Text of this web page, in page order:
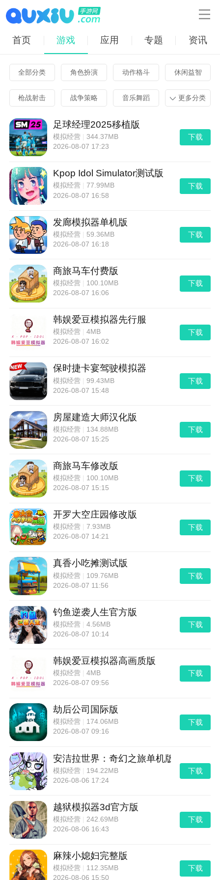

首页 游戏 应用 专题 资讯
全部分类 角色扮演 动作格斗 休闲益智
枪战射击 战争策略 音乐舞蹈 更多分类
足球经理2025移植版
模拟经营 |344.37MB
2026-08-07 17:23
下载
Kpop Idol Simulator测试版
模拟经营 |77.99MB
2026-08-07 16:58
下载
发廊模拟器单机版
模拟经营
59.36MB
2026-08-07 16:18
下载
商旅马车付费版
模拟经营
100.10MB
2026-08-07 16:06
下载
韩娱爱豆模拟器先行服
模拟经营 |4MB
2026-08-07 16:02
下载
保时捷卡宴驾驶模拟器
模拟经营 |99.43MB
2026-08-07 15:48
下载
房屋建造大师汉化版
模拟经营
134.88MB
2026-08-07 15:25
下载
商旅马车修改版
模拟经营
100.10MB
2026-08-07 15:15
下载
开罗大空庄园修改版
模拟经营 |7.93MB
2026-08-07 14:21
下载
真香小吃摊测试版
模拟经营
109.76MB
2026-08-07 11:56
下载
钓鱼逆袭人生官方版
模拟经营 |4.56MB
2026-08-07 10:14
下载
韩娱爱豆模拟器高画质版
模拟经营 |4MB
2026-08-07 09:56
下载
劫后公司国际版
模拟经营
174.06MB
2026-08-07 09:16
下载
安洁拉世界：奇幻之旅单机版
模拟经营
194.22MB
2026-08-06 17:24
下载
越狱模拟器3d官方版
模拟经营
242.69MB
2026-08-06 16:43
下载
麻辣小媳妇完整版
模拟经营
112.35MB
2026-08-06 15:50
下载